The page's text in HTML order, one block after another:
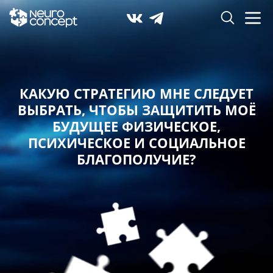
КАКУЮ СТРАТЕГИЮ МНЕ СЛЕДУЕТ
ВЫБРАТЬ,ЧТОБЫ ЗАЩИТИТЬ МОЁ
БУДУЩЕЕ ФИЗИЧЕСКОЕ,
ПСИХИЧЕСКОЕ И СОЦИАЛЬНОЕ
БЛАГОПОЛУЧИЕ?